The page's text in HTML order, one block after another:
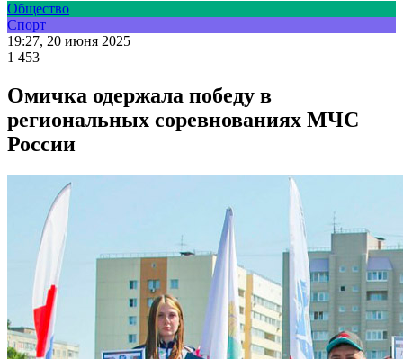
Общество
Спорт
19:27, 20 июня 2025
1 453
Омичка одержала победу в
региональных соревнованиях МЧС
России